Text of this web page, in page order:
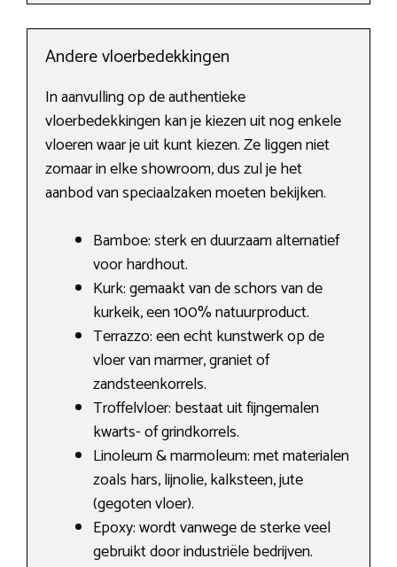
Andere vloerbedekkingen
In aanvulling op de authentieke
vloerbedekkingen kan je kiezen uit nog enkele
vloeren waar je uit kunt kiezen. Ze liggen niet
zomaar in elke showroom, dus zul je het
aanbod van speciaalzaken moeten bekijken.
Bamboe: sterk en duurzaam alternatief
voor hardhout.
Kurk: gemaakt van de schors van de
kurkeik, een 100% natuurproduct.
Terrazzo: een echt kunstwerk op de
vloer van marmer, graniet of
zandsteenkorrels.
Troffelvloer: bestaat uit fijngemalen
kwarts- of grindkorrels.
Linoleum & marmoleum: met materialen
zoals hars, lijnolie, kalksteen, jute
(gegoten vloer).
Epoxy: wordt vanwege de sterke veel
gebruikt door industriële bedrijven.